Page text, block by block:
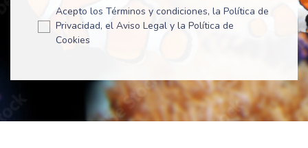
Acepto los Términos y condiciones, la Política de
Privacidad, el Aviso Legal y la Política de
Cookies